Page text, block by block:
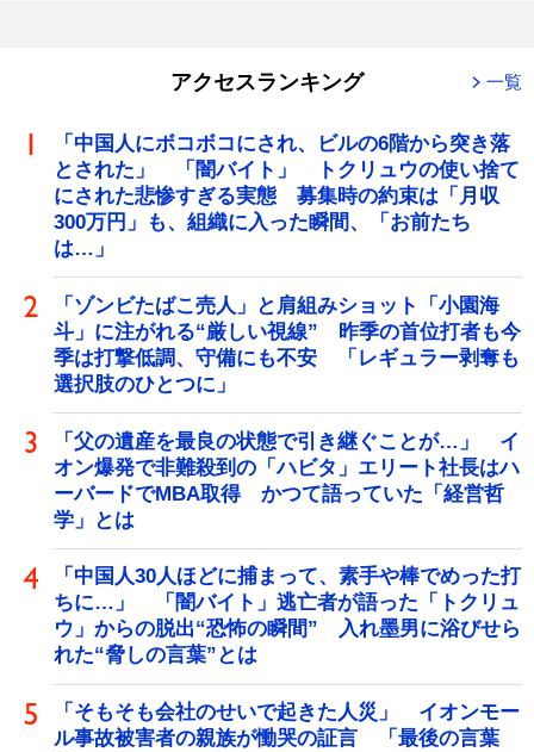
アクセスランキング 一覧
「中国人にボコボコにされ、ビルの6階から突き落
とされた」 「闇バイト」 トクリュウの使い捨て
にされた悲惨すぎる実態 募集時の約束は「月収
300万円」も、組織に入った瞬間、「お前たち
は…」
「ゾンビたばこ売人」と肩組みショット「小園海
斗」に注がれる“厳しい視線” 昨季の首位打者も今
季は打撃低調、守備にも不安 「レギュラー剥奪も
選択肢のひとつに」
「父の遺産を最良の状態で引き継ぐことが…」 イ
オン爆発で非難殺到の「ハビタ」エリート社長はハ
ーバードでMBA取得 かつて語っていた「経営哲
学」とは
「中国人30人ほどに捕まって、素手や棒でめった打
ちに…」 「闇バイト」逃亡者が語った「トクリュ
ウ」からの脱出“恐怖の瞬間” 入れ墨男に浴びせら
れた“脅しの言葉”とは
「そもそも会社のせいで起きた人災」 イオンモー
ル事故被害者の親族が慟哭の証言 「最後の言葉